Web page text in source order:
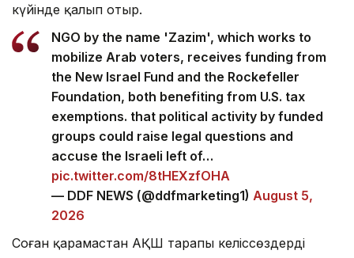
күйінде қалып отыр.
NGO by the name 'Zazim', which works to
mobilize Arab voters, receives funding from
the New Israel Fund and the Rockefeller
Foundation, both benefiting from U.S. tax
exemptions. that political activity by funded
groups could raise legal questions and
accuse the Israeli left of…
pic.twitter.com/8tHEXzfOHA
— DDF NEWS (@ddfmarketing1) August 5,
2026
Соған қарамастан АҚШ тарапы келіссөздердің